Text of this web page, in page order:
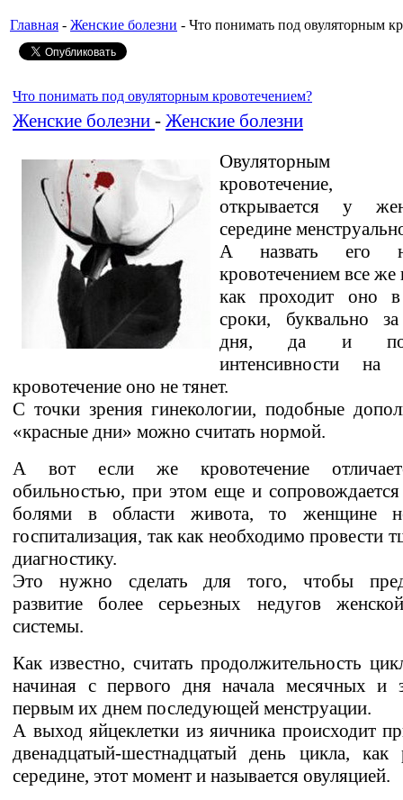
Главная - Женские болезни - Что понимать под овуляторным
Что понимать под овуляторным кровотечением?
Женские болезни - Женские болезни
Овуляторным
кровотечение,
открывается у
середине
А назвать его
кровотечением все же
как проходит оно в
сроки, буквально
дня, да и по
интенсивности на
кровотечение оно не тянет.
С точки зрения гинекологии, подобные
«красные дни» можно считать нормой.
А вот если же кровотечение
обильностью, при этом еще и
болями в области живота, то женщине
госпитализация, так как необходимо провести
диагностику.
Это нужно сделать для того, чтобы
развитие более серьезных недугов
системы.
Как известно, считать продолжительность
начиная с первого дня начала месячных и
первым их днем последующей менструации.
А выход яйцеклетки из яичника происходит
двенадцатый-шестнадцатый день цикла,
середине, этот момент и называется овуляцией.